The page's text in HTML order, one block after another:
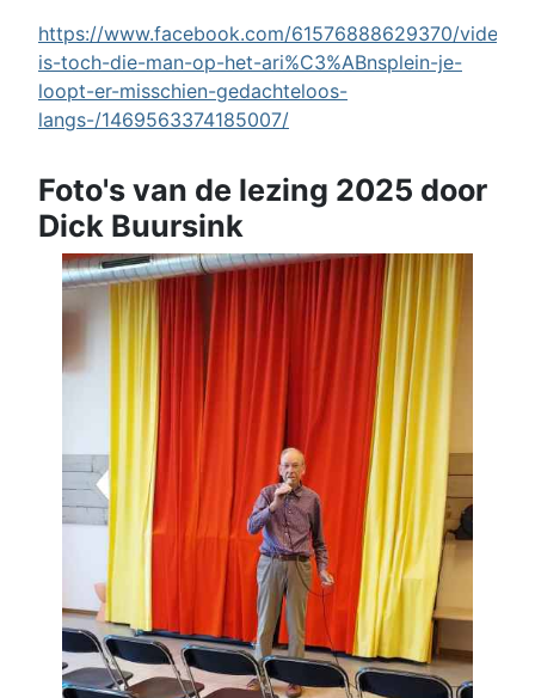
https://www.facebook.com/61576888629370/videos/
is-toch-die-man-op-het-ari%C3%ABnsplein-je-
loopt-er-misschien-gedachteloos-
langs-/1469563374185007/
Foto's van de lezing 2025 door
Dick Buursink